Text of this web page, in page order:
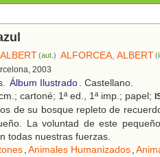
(aut.) ALFORCEA, ALBERT
2003
Álbum Ilustrado. Castellano.
cartoné; 1ª ed., 1ª imp.; papel;
de su bosque repleto de
La voluntad de este
todas nuestras fuerzas.
,Animales Humanizados,